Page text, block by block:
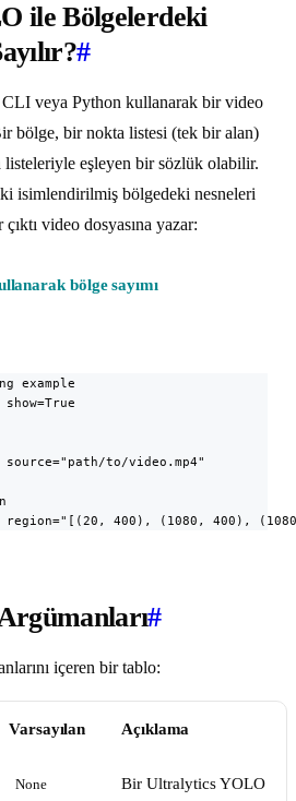
ile Bölgelerdeki
#
veya Python kullanarak bir video
bölge, bir nokta listesi (tek bir alan)
eşleyen bir sözlük olabilir.
isimlendirilmiş bölgedeki nesneleri
video dosyasına yazar:
bölge sayımı
example
to/video.mp4"
400), (1080, 400),
#
içeren bir tablo:
Varsayılan Açıklama
None Bir Ultralytics YOLO